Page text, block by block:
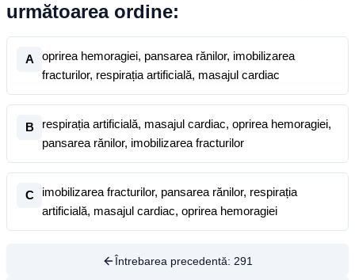
următoarea ordine:
A
oprirea hemoragiei, pansarea rănilor, imobilizarea
fracturilor, respirația artificială, masajul cardiac
B
respirația artificială, masajul cardiac, oprirea hemoragiei,
pansarea rănilor, imobilizarea fracturilor
C
imobilizarea fracturilor, pansarea rănilor, respirația
artificială, masajul cardiac, oprirea hemoragiei
Întrebarea precedentă: 291